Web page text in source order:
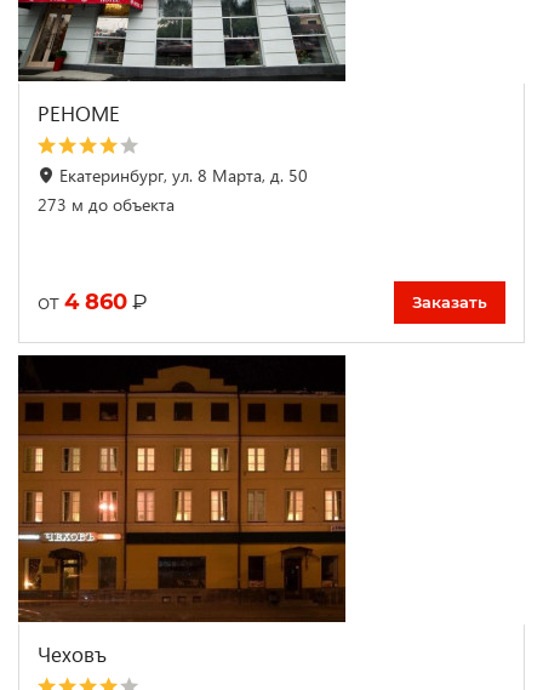
РЕНОМЕ
Екатеринбург, ул. 8 Марта, д. 50
273 м до объекта
от 4 860 ₽ Заказать
Чеховъ